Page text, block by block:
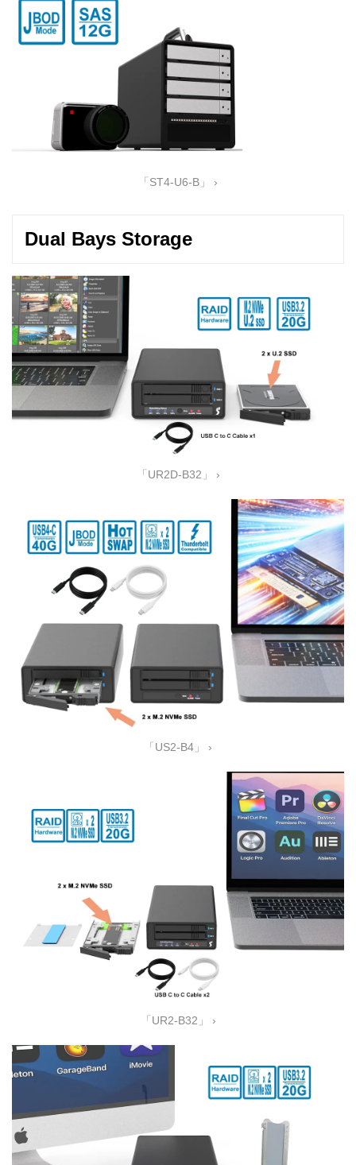
「ST4-U6-B」 ›
Dual Bays Storage
「UR2D-B32」 ›
「US2-B4」 ›
「UR2-B32」 ›